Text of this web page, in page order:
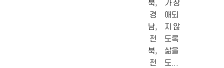
북,
경
남,
전
북,
전
가 장
애되
지 않
도록
삶을
도...